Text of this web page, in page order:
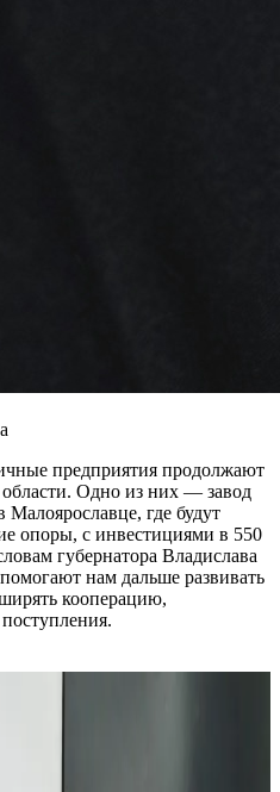
предприятия продолжают
Одно из них — завод
где будут
опоры, с инвестициями в 550
губернатора Владислава
нам дальше развивать
кооперацию,